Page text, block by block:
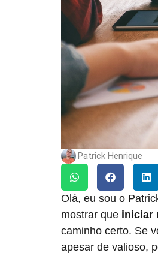
Patrick Henrique
Olá, eu sou o
mostrar que iniciar
caminho certo. Se
apesar de valioso,